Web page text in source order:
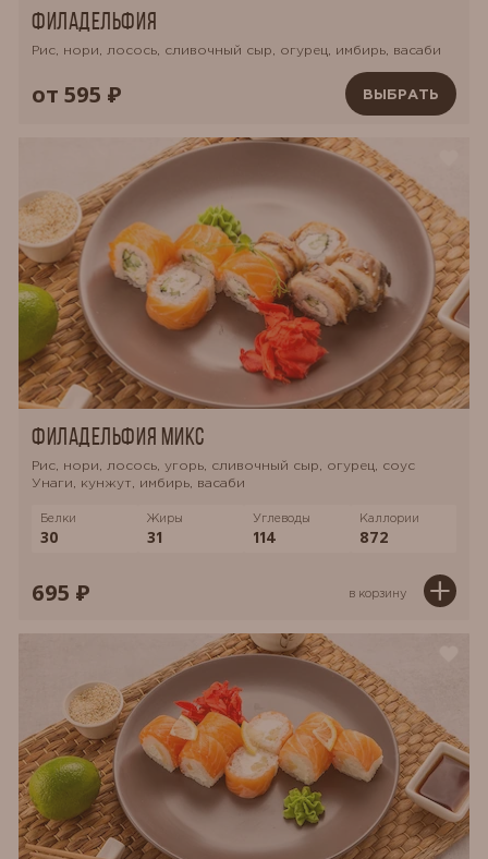
Филадельфия
Рис, нори, лосось, сливочный сыр, огурец, имбирь, васаби
от 595 ₽ ВЫБРАТЬ
Филадельфия Микс
Рис, нори, лосось, угорь, сливочный сыр, огурец, соус
Унаги, кунжут, имбирь, васаби
Белки
30
Жиры
31
Углеводы
114
Каллории
872
695 ₽ в корзину